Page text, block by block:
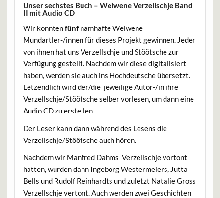
Unser sechstes Buch – Weiwene Verzellschje Band
II mit Audio CD
Wir konntenfünfnamhafte Weiwene
Mundartler-/innen für dieses Projekt gewinnen. Jeder
von ihnen hat uns Verzellschje und Stöötsche zur
Verfügung gestellt. Nachdem wir diese digitalisiert
haben, werden sie auch ins Hochdeutsche übersetzt.
Letzendlich wird der/die jeweilige Autor-/in ihre
Verzellschje/Stöötsche selber vorlesen, um dann eine
Audio CD zu erstellen.
Der Leser kann dann während des Lesens die
Verzellschje/Stöötsche auch hören.
Nachdem wir Manfred Dahms Verzellschje vortont
hatten, wurden dann Ingeborg Westermeiers, Jutta
Bells und Rudolf Reinhardts und zuletzt Natalie Gross
Verzellschje vertont. Auch werden zwei Geschichten